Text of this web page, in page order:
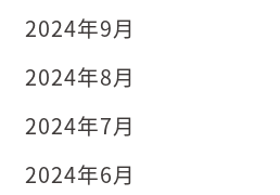
2024年9月
2024年8月
2024年7月
2024年6月